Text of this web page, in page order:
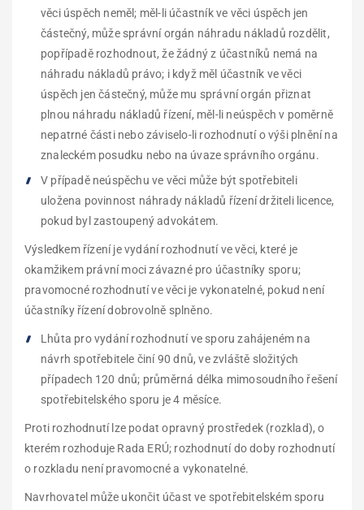
věci úspěch neměl; měl-li účastník ve věci úspěch jen
částečný, může správní orgán náhradu nákladů rozdělit,
popřípadě rozhodnout, že žádný z účastníků nemá na
náhradu nákladů právo; i když měl účastník ve věci
úspěch jen částečný, může mu správní orgán přiznat
plnou náhradu nákladů řízení, měl-li neúspěch v poměrně
nepatrné části nebo záviselo-li rozhodnutí o výši plnění na
znaleckém posudku nebo na úvaze správního orgánu.
V případě neúspěchu ve věci může být spotřebiteli
uložena povinnost náhrady nákladů řízení držiteli licence,
pokud byl zastoupený advokátem.
Výsledkem řízení je vydání rozhodnutí ve věci, které je
okamžikem právní moci závazné pro účastníky sporu;
pravomocné rozhodnutí ve věci je vykonatelné, pokud není
účastníky řízení dobrovolně splněno.
Lhůta pro vydání rozhodnutí ve sporu zahájeném na
návrh spotřebitele činí 90 dnů, ve zvláště složitých
případech 120 dnů; průměrná délka mimosoudního řešení
spotřebitelského sporu je 4 měsíce.
Proti rozhodnutí lze podat opravný prostředek (rozklad), o
kterém rozhoduje Rada ERÚ; rozhodnutí do doby rozhodnutí
o rozkladu není pravomocné a vykonatelné.
Navrhovatel může ukončit účast ve spotřebitelském sporu